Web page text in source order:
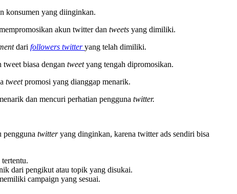
konsumen yang diinginkan.
akun twitter dantweetsyang dimiliki.
darifollowers twitteryang telah dimiliki.
tweet biasa dengantweetyang tengah dipromosikan.
tweetpromosi yang dianggap menarik.
dan mencuri perhatian pengguna twitter.
penggunatwitteryang dinginkan, karena twitter ads sendiri bisa
dari pengikut atau topik yang disukai.
campaign yang sesuai.